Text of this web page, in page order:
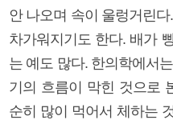
안 나오며 속이 울렁거린
차가워지기도 한다. 배가
는 예도 많다. 한의학에서
기의 흐름이 막힌 것으로
순히 많이 먹어서 체하는